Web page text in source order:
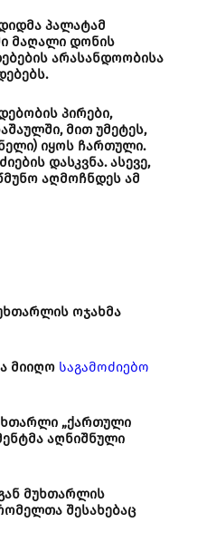
პალატამ
მაღალი დონის
არასანდოობისა
პირები,
მით უმეტეს,
იყოს ჩართული.
დასკვნა. ასევე,
აღმოჩნდეს ამ
ოჯახმა
მიიღო საგამოძიებო
„ქართული
აღნიშნული
მუხთარლის
შესახებაც